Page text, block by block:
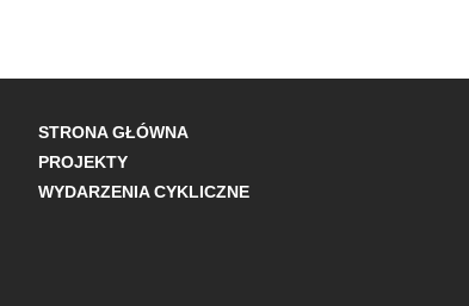
STRONA GŁÓWNA
PROJEKTY
WYDARZENIA CYKLICZNE